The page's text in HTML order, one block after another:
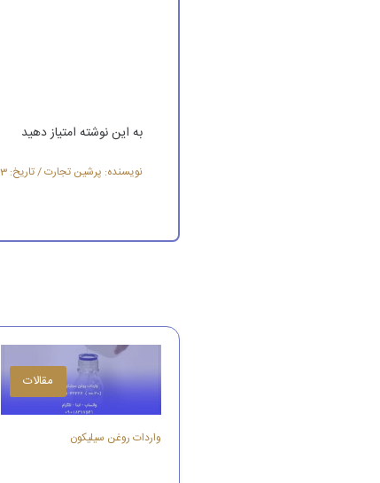
به این نوشته امتیاز دهید
نویسنده: پرشین تجارت / تاریخ: 1403-11-24
مقالات
واردات روغن سیلیکون